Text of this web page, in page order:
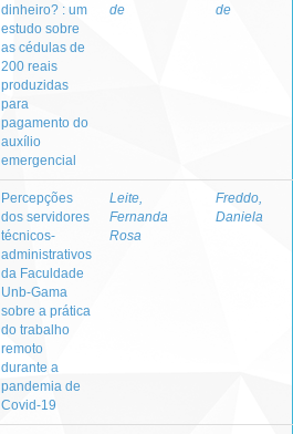
dinheiro? : um
estudo sobre
as cédulas de
200 reais
produzidas
para
pagamento do
auxílio
emergencial
de
de
Percepções
dos servidores
técnicos-
administrativos
da Faculdade
Unb-Gama
sobre a prática
do trabalho
remoto
durante a
pandemia de
Covid-19
Leite,
Fernanda
Rosa
Freddo,
Daniela